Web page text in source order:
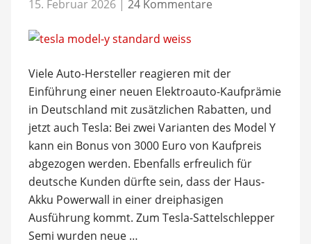
15. Februar 2026 | 24 Kommentare
Viele Auto-Hersteller reagieren mit der
Einführung einer neuen Elektroauto-Kaufprämie
in Deutschland mit zusätzlichen Rabatten, und
jetzt auch Tesla: Bei zwei Varianten des Model Y
kann ein Bonus von 3000 Euro von Kaufpreis
abgezogen werden. Ebenfalls erfreulich für
deutsche Kunden dürfte sein, dass der Haus-
Akku Powerwall in einer dreiphasigen
Ausführung kommt. Zum Tesla-Sattelschlepper
Semi wurden neue …